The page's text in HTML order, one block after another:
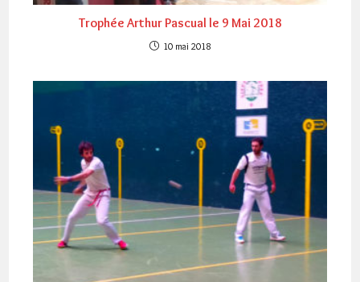
Trophée Arthur Pascual le 9 Mai 2018
10 mai 2018